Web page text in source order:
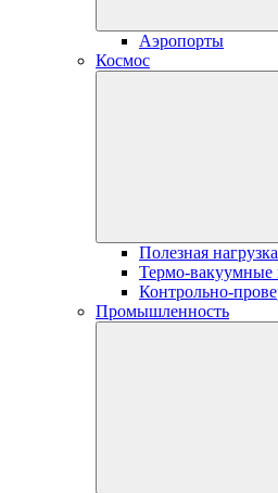
Аэропорты
Космос
Полезная
Термо-
Контрольно-
Промышленность